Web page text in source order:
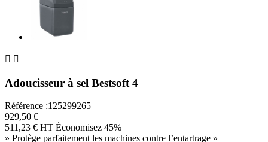
 
Adoucisseur à sel Bestsoft 4
Référence :125299265
929,50 €
511,23 € HT Économisez 45%
» Protège parfaitement les machines contre l’entartrage »